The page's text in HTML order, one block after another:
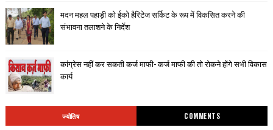
मदन महल पहाड़ी को ईको हैरिटेज सर्किट के रूप में विकसित करने की
संभावना तलाशने के निर्देश
कांग्रेस नहीं कर सकती कर्ज माफी- कर्ज माफी की तो रोकने होंगे सभी विकास
कार्य
ज्योतिष COMMENTS